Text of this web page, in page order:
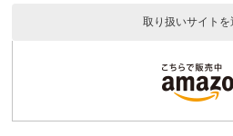
取り扱いサイトを